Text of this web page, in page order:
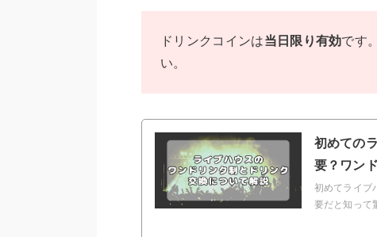
ドリンクコインは当日限り有効です
い。
初めての
要？ワン
初めてライブ
要だと知って